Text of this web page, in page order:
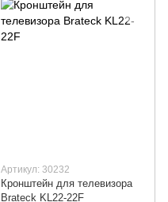
Артикул: 30232
Кронштейн для телевизора
Brateck KL22-22F